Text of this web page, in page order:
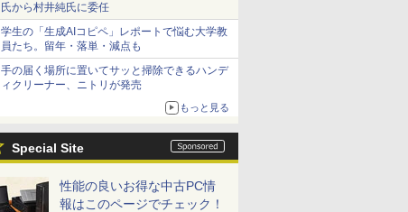
氏から村井純氏に委任
学生の「生成AIコピペ」レポートで悩む大学教
員たち。留年・落単・減点も
手の届く場所に置いてサッと掃除できるハンデ
ィクリーナー、ニトリが発売
もっと見る
Special Site
性能の良いお得な中古PC情
報はこのページでチェック！